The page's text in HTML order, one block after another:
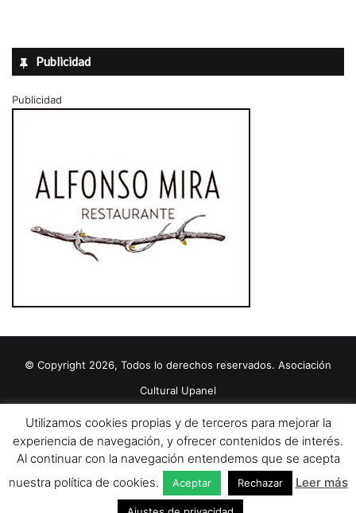
Publicidad
Publicidad
© Copyright 2026, Todos lo derechos reservados. Asociación
Cultural Upanel
Política de cookies Política de privacidad
Aviso Legal
Contacto
Publicidad 2024
Facebook
X YouTube
Utilizamos cookies propias y de terceros para mejorar la
experiencia de navegación, y ofrecer contenidos de interés.
Al continuar con la navegación entendemos que se acepta
nuestra política de cookies.
Aceptar Rechazar Leer más